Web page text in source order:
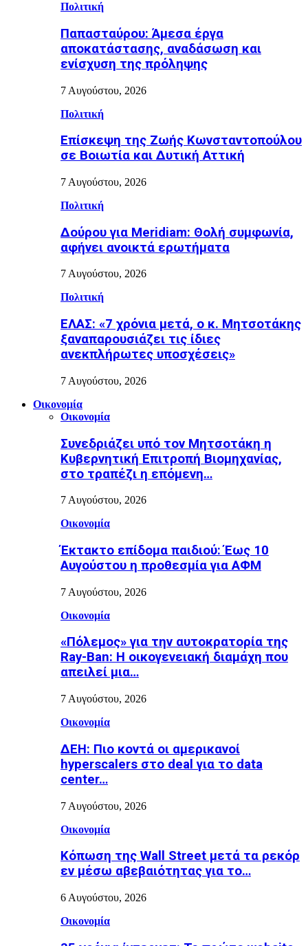
Πολιτική
Παπασταύρου: Άμεσα έργα
αποκατάστασης, αναδάσωση και
ενίσχυση της πρόληψης
7 Αυγούστου, 2026
Πολιτική
Επίσκεψη της Ζωής Κωνσταντοπούλου
σε Βοιωτία και Δυτική Αττική
7 Αυγούστου, 2026
Πολιτική
Δούρου για Meridiam: Θολή συμφωνία,
αφήνει ανοικτά ερωτήματα
7 Αυγούστου, 2026
Πολιτική
ΕΛΑΣ: «7 χρόνια μετά, ο κ. Μητσοτάκης
ξαναπαρουσιάζει τις ίδιες
ανεκπλήρωτες υποσχέσεις»
7 Αυγούστου, 2026
Οικονομία
Οικονομία
Συνεδριάζει υπό τον Μητσοτάκη η
Κυβερνητική Επιτροπή Βιομηχανίας,
στο τραπέζι η επόμενη…
7 Αυγούστου, 2026
Οικονομία
Έκτακτο επίδομα παιδιού: Έως 10
Αυγούστου η προθεσμία για ΑΦΜ
7 Αυγούστου, 2026
Οικονομία
«Πόλεμος» για την αυτοκρατορία της
Ray-Ban: Η οικογενειακή διαμάχη που
απειλεί μια…
7 Αυγούστου, 2026
Οικονομία
ΔΕΗ: Πιο κοντά οι αμερικανοί
hyperscalers στο deal για το data
center…
7 Αυγούστου, 2026
Οικονομία
Κόπωση της Wall Street μετά τα ρεκόρ
εν μέσω αβεβαιότητας για το…
6 Αυγούστου, 2026
Οικονομία